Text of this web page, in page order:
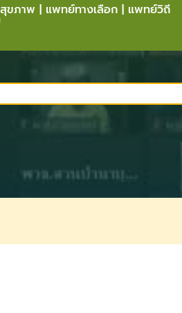
ขภาพ | แพทย์ทางเลือก| แพทย์วิถี